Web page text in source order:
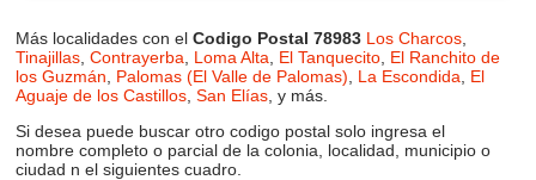
Más localidades con el Codigo Postal 78983 Los Charcos
Tinajillas Contrayerba Loma Alta El Tanquecito El Ranchito de
los Guzmán
Palomas (El Valle de Palomas) La Escondida
El
Aguaje de los Castillos San Elías , y más.
Si desea puede buscar otro codigo postal solo ingresa el
nombre completo o parcial de la colonia, localidad, municipio o
ciudad n el siguientes cuadro.